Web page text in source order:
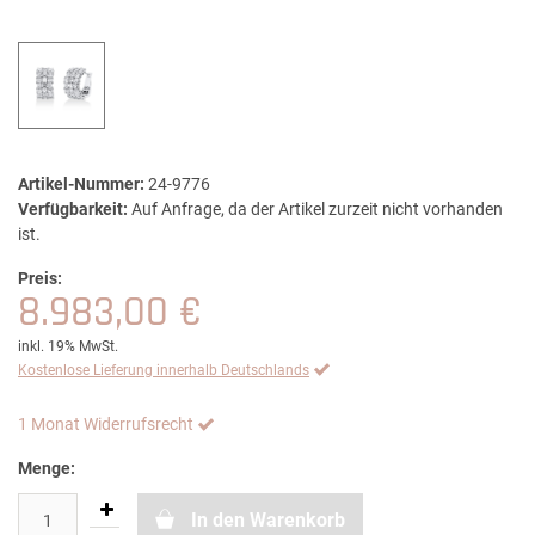
Artikel-Nummer: 24-9776
Verfügbarkeit: Auf Anfrage, da der Artikel zurzeit nicht vorhanden
ist.
Preis:
8.983,00 €
inkl. 19% MwSt.
Kostenlose Lieferung innerhalb Deutschlands
1 Monat Widerrufsrecht
Menge:
In den Warenkorb